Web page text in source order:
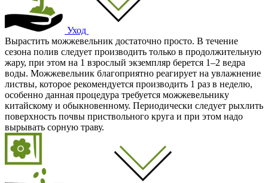
Уход
Вырастить можжевельник достаточно просто. В течение
сезона полив следует производить только в продолжительную
жару, при этом на 1 взрослый экземпляр берется 1–2 ведра
воды. Можжевельник благоприятно реагирует на увлажнение
листвы, которое рекомендуется производить 1 раз в неделю,
особенно данная процедура требуется можжевельнику
китайскому и обыкновенному. Периодически следует рыхлить
поверхность почвы приствольного круга и при этом надо
вырывать сорную траву.